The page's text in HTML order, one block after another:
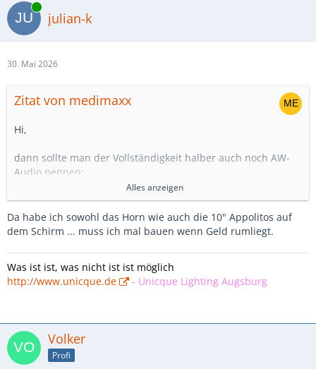
Online
julian-k
30. Mai 2026
Zitat von medimaxx
Hi,
dann sollte man der Vollständigkeit halber auch noch AW-
Audio nennen:
https://aw-audio.de/lautsprecherbau/
Grüßles
Alles anzeigen
Da habe ich sowohl das Horn wie auch die 10" Appolitos auf
dem Schirm ... muss ich mal bauen wenn Geld rumliegt.
Was ist ist, was nicht ist ist möglich
http://www.unicque.de
- Unicque Lighting Augsburg
Volker
Profi